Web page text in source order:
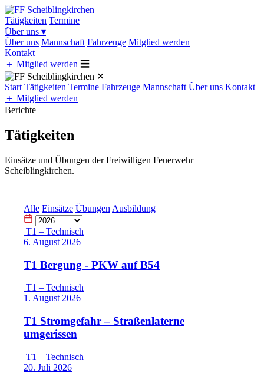
Tätigkeiten Termine
Über uns ▾
Über uns Mannschaft Fahrzeuge Mitglied werden
Kontakt
＋ Mitglied werden ☰
✕
Start Tätigkeiten Termine Fahrzeuge Mannschaft Über uns Kontakt
＋ Mitglied werden
Berichte
Tätigkeiten
Einsätze und Übungen der Freiwilligen Feuerwehr
Scheiblingkirchen.
Alle Einsätze Übungen Ausbildung
T1 – Technisch
6. August 2026
T1 Bergung - PKW auf B54
T1 – Technisch
1. August 2026
T1 Stromgefahr – Straßenlaterne
umgerissen
T1 – Technisch
20. Juli 2026